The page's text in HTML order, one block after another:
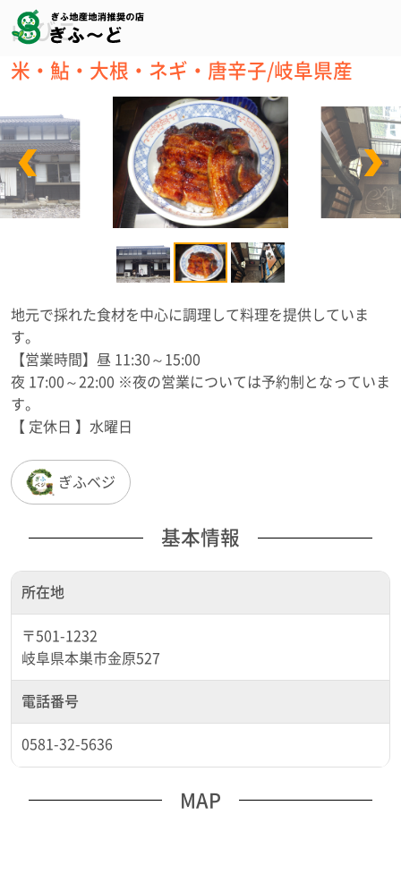
山びこ
米・鮎・大根・ネギ・唐辛子/岐阜県産
地元で採れた食材を中心に調理して料理を提供していま
す。
【営業時間】昼 11:30～15:00
夜 17:00～22:00 ※夜の営業については予約制となっていま
す。
【 定休日 】水曜日
ぎふベジ
基本情報
所在地
〒501-1232
岐阜県本巣市金原527
電話番号
0581-32-5636
MAP